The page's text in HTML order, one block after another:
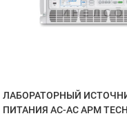
ЛАБОРАТОРНЫЙ
ПИТАНИЯ AC-AC APM